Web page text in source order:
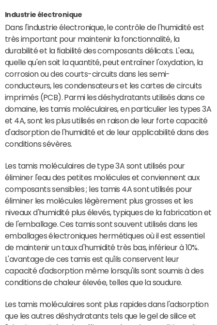
Industrie électronique
Dans l'industrie électronique, le contrôle de l'humidité est
très important pour maintenir la fonctionnalité, la
durabilité et la fiabilité des composants délicats. L'eau,
quelle qu'en soit la quantité, peut entraîner l'oxydation, la
corrosion ou des courts-circuits dans les semi-
conducteurs, les condensateurs et les cartes de circuits
imprimés (PCB). Parmi les déshydratants utilisés dans ce
domaine, les tamis moléculaires, en particulier les types 3A
et 4A, sont les plus utilisés en raison de leur forte capacité
d'adsorption de l'humidité et de leur applicabilité dans des
conditions sévères.
Les tamis moléculaires de type 3A sont utilisés pour
éliminer l'eau des petites molécules et conviennent aux
composants sensibles ; les tamis 4A sont utilisés pour
éliminer les molécules légèrement plus grosses et les
niveaux d'humidité plus élevés, typiques de la fabrication et
de l'emballage. Ces tamis sont souvent utilisés dans les
emballages électroniques hermétiques où il est essentiel
de maintenir un taux d'humidité très bas, inférieur à 10%.
L'avantage de ces tamis est qu'ils conservent leur
capacité d'adsorption même lorsqu'ils sont soumis à des
conditions de chaleur élevée, telles que la soudure.
Les tamis moléculaires sont plus rapides dans l'adsorption
que les autres déshydratants tels que le gel de silice et